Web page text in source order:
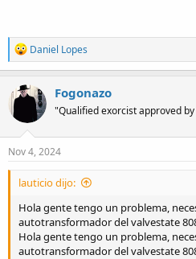
R
e
a
c
t
o
n
s
Daniel Lopes
Fogonazo
"Qualified exorcist approved
Nov 4, 2024
lauticio dijo:
Hola gente tengo un problema,
autotransformador del valvestate
Hola gente tengo un problema,
autotransformador del valvestate